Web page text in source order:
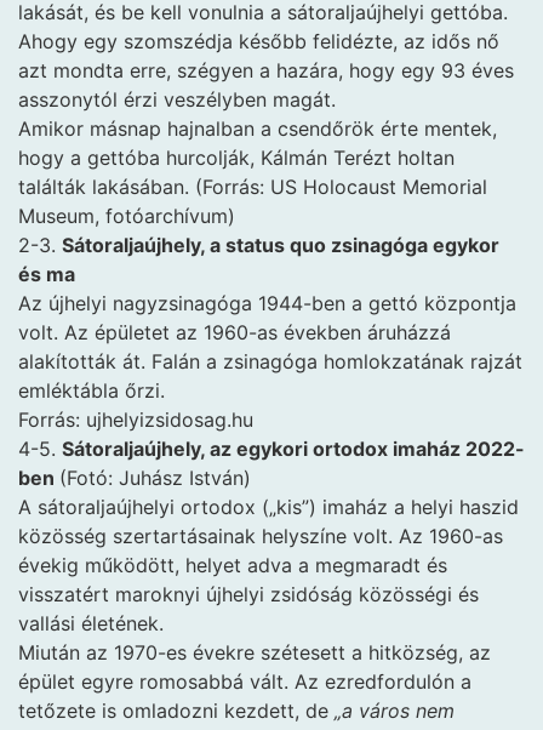
lakását, és be kell vonulnia a sátoraljaújhelyi gettóba.
Ahogy egy szomszédja később felidézte, az idős nő
azt mondta erre, szégyen a hazára, hogy egy 93 éves
asszonytól érzi veszélyben magát.
Amikor másnap hajnalban a csendőrök érte mentek,
hogy a gettóba hurcolják, Kálmán Terézt holtan
találták lakásában. (Forrás: US Holocaust Memorial
Museum, fotóarchívum)
2-3. Sátoraljaújhely, a status quo zsinagóga egykor
és ma
Az újhelyi nagyzsinagóga 1944-ben a gettó központja
volt. Az épületet az 1960-as években áruházzá
alakították át. Falán a zsinagóga homlokzatának rajzát
emléktábla őrzi.
Forrás: ujhelyizsidosag.hu
4-5. Sátoraljaújhely, az egykori ortodox imaház 2022-
ben (Fotó: Juhász István)
A sátoraljaújhelyi ortodox („kis”) imaház a helyi haszid
közösség szertartásainak helyszíne volt. Az 1960-as
évekig működött, helyet adva a megmaradt és
visszatért maroknyi újhelyi zsidóság közösségi és
vallási életének.
Miután az 1970-es évekre szétesett a hitközség, az
épület egyre romosabbá vált. Az ezredfordulón a
tetőzete is omladozni kezdett, de „a város nem